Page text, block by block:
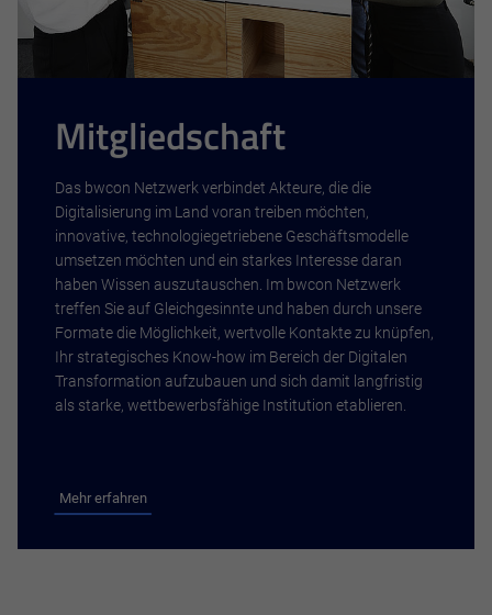
Mitgliedschaft
Das bwcon Netzwerk verbindet Akteure, die die
Digitalisierung im Land voran treiben möchten,
innovative, technologiegetriebene Geschäftsmodelle
umsetzen möchten und ein starkes Interesse daran
haben Wissen auszutauschen. Im bwcon Netzwerk
treffen Sie auf Gleichgesinnte und haben durch unsere
Formate die Möglichkeit, wertvolle Kontakte zu knüpfen,
Ihr strategisches Know-how im Bereich der Digitalen
Transformation aufzubauen und sich damit langfristig
als starke, wettbewerbsfähige Institution etablieren.
Mehr erfahren